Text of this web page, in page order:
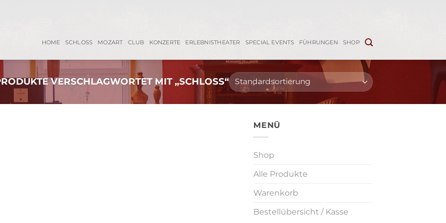
HOME SCHLOSS MOZART CLUB KONZERTE ERLEBNISTHEATER SPECIAL EVENTS FÜHRUNGEN SHOP
VERSCHLAGWORTET MIT „SCHLOSS“
MENÜ
Shop
Alle Produkte
Warenkorb
Bestellübersicht / Kasse